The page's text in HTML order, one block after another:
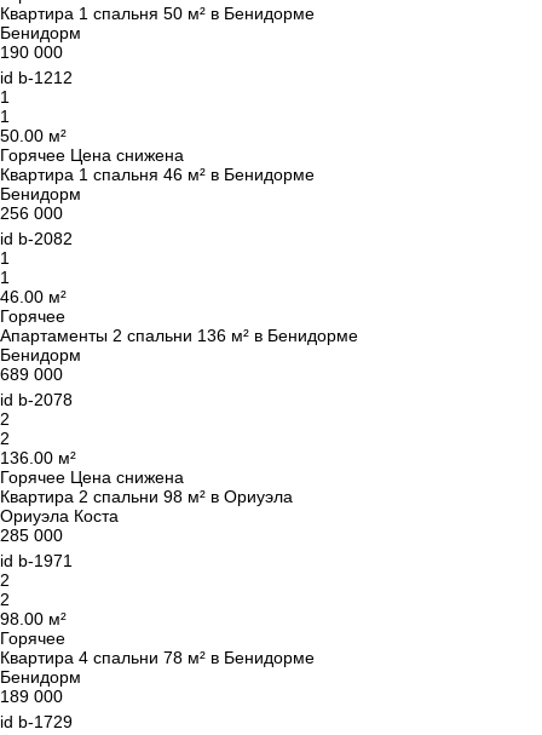
Квартира 1 спальня 50 м² в Бенидорме
Бенидорм
190 000
id b-1212
1
1
50.00 м²
Горячее Цена снижена
Квартира 1 спальня 46 м² в Бенидорме
Бенидорм
256 000
id b-2082
1
1
46.00 м²
Горячее
Апартаменты 2 спальни 136 м² в Бенидорме
Бенидорм
689 000
id b-2078
2
2
136.00 м²
Горячее Цена снижена
Квартира 2 спальни 98 м² в Ориуэла
Ориуэла Коста
285 000
id b-1971
2
2
98.00 м²
Горячее
Квартира 4 спальни 78 м² в Бенидорме
Бенидорм
189 000
id b-1729
Спасибо!
Мы получили Ваш
запрос и ответим в
Спасибо!
Мы вам перезвоним